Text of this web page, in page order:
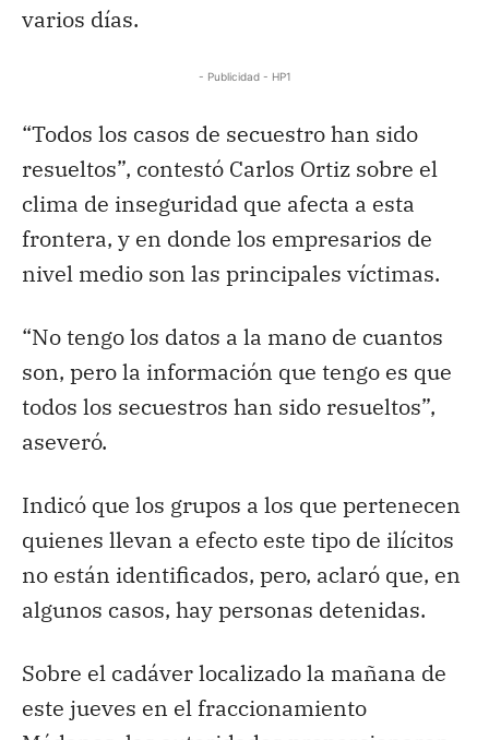
varios días.
- Publicidad - HP1
“Todos los casos de secuestro han sido
resueltos”, contestó Carlos Ortiz sobre el
clima de inseguridad que afecta a esta
frontera, y en donde los empresarios de
nivel medio son las principales víctimas.
“No tengo los datos a la mano de cuantos
son, pero la información que tengo es que
todos los secuestros han sido resueltos”,
aseveró.
Indicó que los grupos a los que pertenecen
quienes llevan a efecto este tipo de ilícitos
no están identificados, pero, aclaró que, en
algunos casos, hay personas detenidas.
Sobre el cadáver localizado la mañana de
este jueves en el fraccionamiento